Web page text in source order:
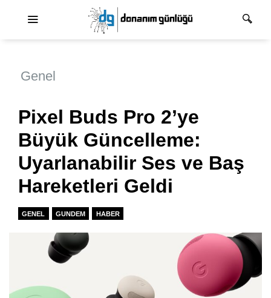
Genel
Pixel Buds Pro 2’ye
Büyük Güncelleme:
Uyarlanabilir Ses ve Baş
Hareketleri Geldi
GENEL GUNDEM HABER